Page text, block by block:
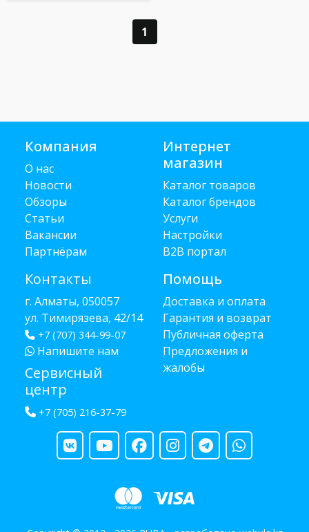
1
Компания
О нас
Новости
Обзоры
Статьи
Вакансии
Партнёрам
Контакты
г. Алматы, 050057
ул. Тимирязева, 42/14
+7 (707) 344-99-07
Напишите нам
Сервисный
центр
+7 (705) 216-37-79
Интернет
магазин
Каталог товаров
Каталог брендов
Услуги
Настройки
B2B портал
Помощь
Доставка и оплата
Гарантия и возврат
Публичная оферта
Предложения и
жалобы